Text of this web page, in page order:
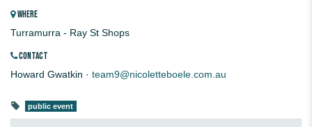
WHERE
Turramurra - Ray St Shops
CONTACT
Howard Gwatkin · team9@nicoletteboele.com.au
public event